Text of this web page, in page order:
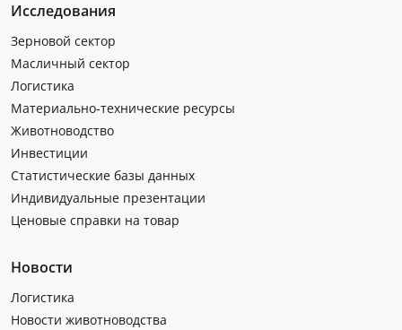
Исследования
Зерновой сектор
Масличный сектор
Логистика
Материально-технические ресурсы
Животноводство
Инвестиции
Статистические базы данных
Индивидуальные презентации
Ценовые справки на товар
Новости
Логистика
Новости животноводства